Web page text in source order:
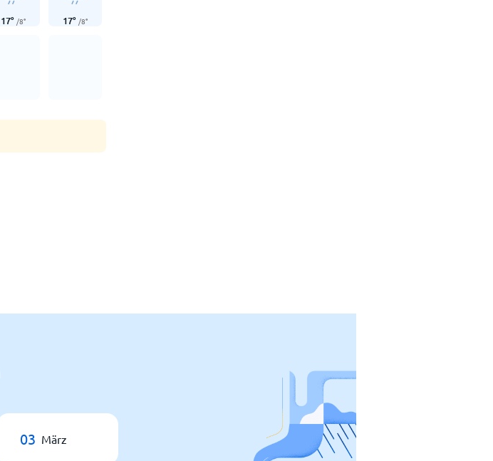
17° /8° 17° /8°
03 März